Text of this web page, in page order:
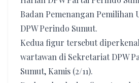
Badan Pemenangan Pemilihan
DPW Perindo Sumut.
Kedua figur tersebut
wartawan di Sekretariat DPW
Sumut, Kamis (2/11).